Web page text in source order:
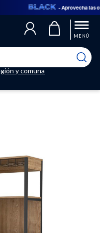
- Aprovecha las
MENÚ
y comuna
correctamente
de favoritos correctamente
permitidos, para agregar
los que ya no necesitas.